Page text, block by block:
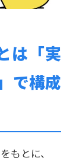
は「実
で構成
もとに、